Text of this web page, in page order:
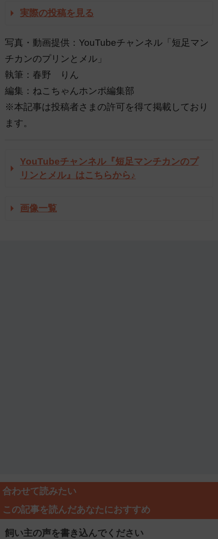
実際の投稿を見る
写真・動画提供：YouTubeチャンネル「短足マン
チカンのプリンとメル」
執筆：春野 りん
編集：ねこちゃんホンポ編集部
※本記事は投稿者さまの許可を得て掲載しており
ます。
YouTubeチャンネル『短足マンチカンのプ
リンとメル』はこちらから♪
画像一覧
合わせて読みたい
この記事を読んだあなたにおすすめ
飼い主の声を書き込んでください